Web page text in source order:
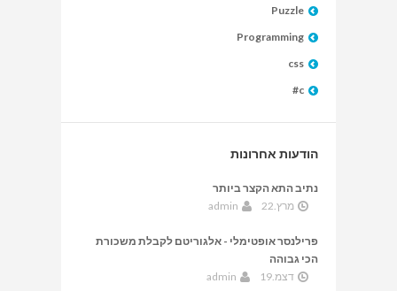
Puzzle
Programming
css
c#
הודעות אחרונות
נתיב התא הקצר ביותר
מרץ.22
admin
פרילנסר אופטימלי - אלגוריטם לקבלת משכורת
הכי גבוהה
דצמ.19
admin